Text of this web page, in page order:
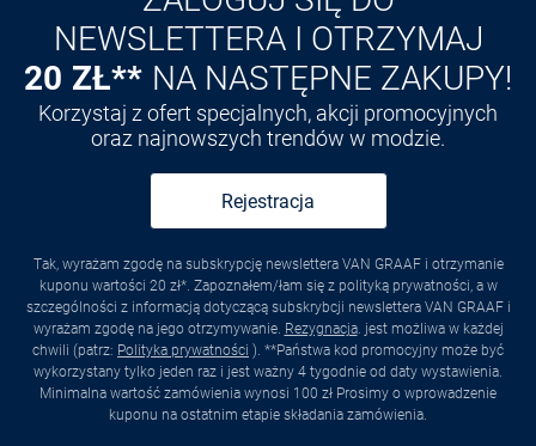
NEWSLETTERA I OTRZYMAJ
20 ZŁ** NA NASTĘPNE ZAKUPY!
Korzystaj z ofert specjalnych, akcji promocyjnych
oraz najnowszych trendów w modzie.
Rejestracja
Tak, wyrażam zgodę na subskrypcję newslettera VAN GRAAF i otrzymanie
kuponu wartości 20 zł*. Zapoznałem/łam się z polityką prywatności, a w
szczególności z informacją dotyczącą subskrybcji newslettera VAN GRAAF i
wyrażam zgodę na jego otrzymywanie. Rezygnacja. jest możliwa w każdej
chwili (patrz: Polityka prywatności ). **Państwa kod promocyjny może być
wykorzystany tylko jeden raz i jest ważny 4 tygodnie od daty wystawienia.
Minimalna wartość zamówienia wynosi 100 zł Prosimy o wprowadzenie
kuponu na ostatnim etapie składania zamówienia.